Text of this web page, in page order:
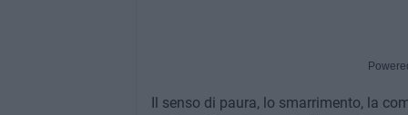
Il senso di paura, lo smarrimento, la